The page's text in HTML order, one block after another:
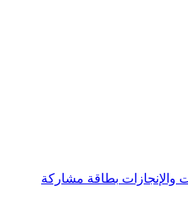
والإنجازات بطاقة مشاركة